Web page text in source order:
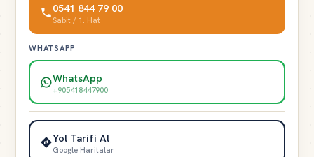
0541 844 79 00
Sabit / 1. Hat
WHATSAPP
WhatsApp
+905418447900
Yol Tarifi Al
Google Haritalar